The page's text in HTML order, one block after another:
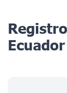
Ecuador